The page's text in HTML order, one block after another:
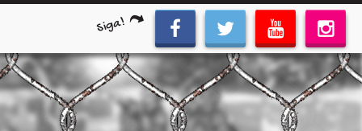
Siga!